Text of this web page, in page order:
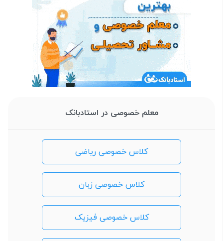
معلم خصوصی در استادبانک
کلاس خصوصی ریاضی
کلاس خصوصی زبان
کلاس خصوصی فیزیک